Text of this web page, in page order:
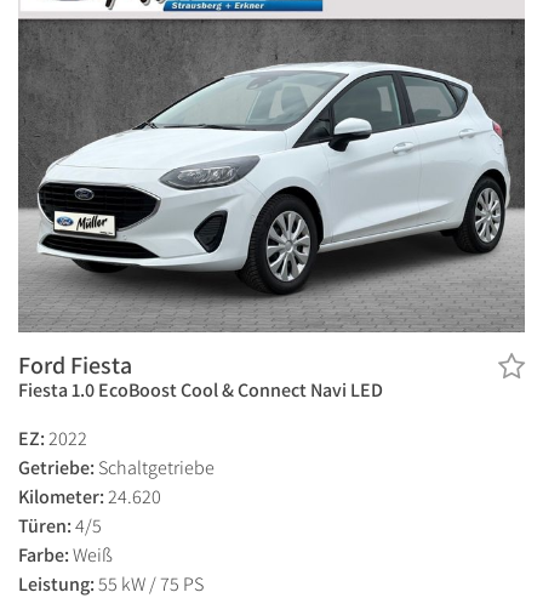
Ford Fiesta
Fiesta 1.0 EcoBoost Cool & Connect Navi LED
EZ:2022
Getriebe: Schaltgetriebe
Kilometer:24.620
Türen:4/5
Farbe:Weiß
Leistung:55 kW / 75 PS